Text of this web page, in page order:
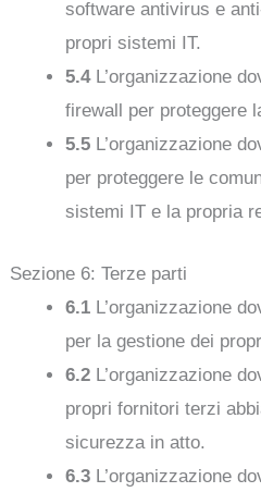
software antivirus e
propri sistemi IT.
5.4L’organizzazione
firewall per proteggere
5.5 L’organizzazione
per proteggere le
sistemi IT e la propria
Sezione 6: Terze parti
6.1 L’organizzazione
per la gestione dei
6.2 L’organizzazione
propri fornitori terzi
sicurezza in atto.
6.3 L’organizzazione